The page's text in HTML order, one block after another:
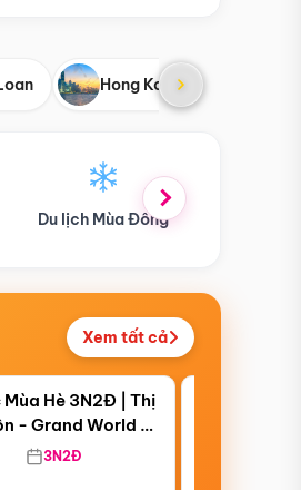
Hong Kong
Đông Combo Du lịch
Xem tất cả
Điểm nổi bật
Mùa Hè 3N2Đ | Thị
- Grand World -
3N2Đ